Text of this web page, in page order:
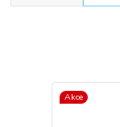
Akce